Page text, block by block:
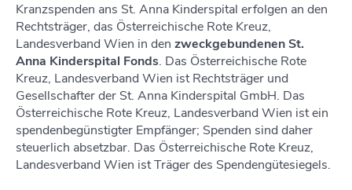
Kranzspenden ans St. Anna Kinderspital erfolgen an den
Rechtsträger, das Österreichische Rote Kreuz,
Landesverband Wien in den zweckgebundenen St.
Anna Kinderspital Fonds. Das Österreichische Rote
Kreuz, Landesverband Wien ist Rechtsträger und
Gesellschafter der St. Anna Kinderspital GmbH. Das
Österreichische Rote Kreuz, Landesverband Wien ist ein
spendenbegünstigter Empfänger; Spenden sind daher
steuerlich absetzbar. Das Österreichische Rote Kreuz,
Landesverband Wien ist Träger des Spendengütesiegels.